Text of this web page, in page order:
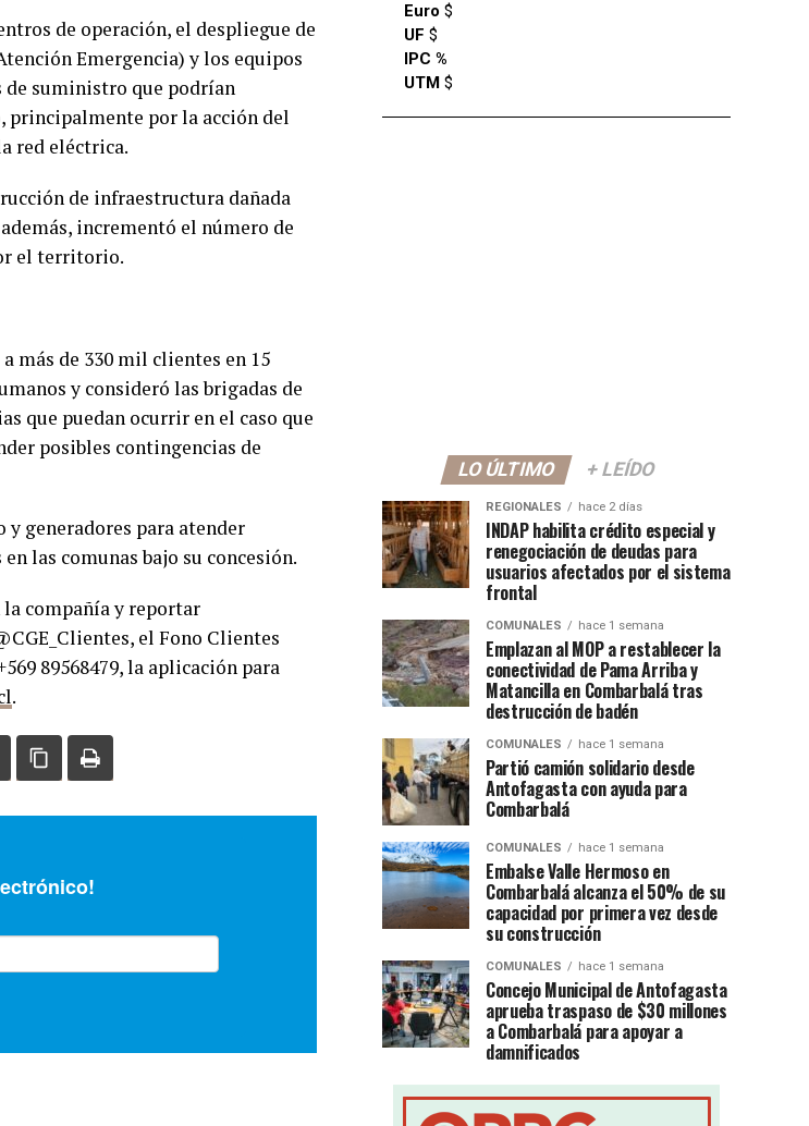
de operación, el despliegue de
Emergencia) y los equipos
suministro que podrían
principalmente por la acción del
red eléctrica.
de infraestructura dañada
incrementó el número de
el territorio.
más de 330 mil clientes en 15
y consideró las brigadas de
que puedan ocurrir en el caso que
posibles contingencias de
generadores para atender
las comunas bajo su concesión.
la compañía y reportar
el Fono Clientes
89568479, la aplicación para
.
Euro $
UF $
IPC %
UTM $
LO ÚLTIMO + LEÍDO
REGIONALES hace 2 días
INDAP habilita crédito especial y
renegociación de deudas para
usuarios afectados por el sistema
frontal
COMUNALES hace 1 semana
Emplazan al MOP a restablecer la
conectividad de Pama Arriba y
Matancilla en Combarbalá tras
destrucción de badén
COMUNALES hace 1 semana
Partió camión solidario desde
Antofagasta con ayuda para
Combarbalá
COMUNALES hace 1 semana
Embalse Valle Hermoso en
Combarbalá alcanza el 50% de su
capacidad por primera vez desde
su construcción
COMUNALES hace 1 semana
Concejo Municipal de Antofagasta
aprueba traspaso de $30 millones
a Combarbalá para apoyar a
damnificados